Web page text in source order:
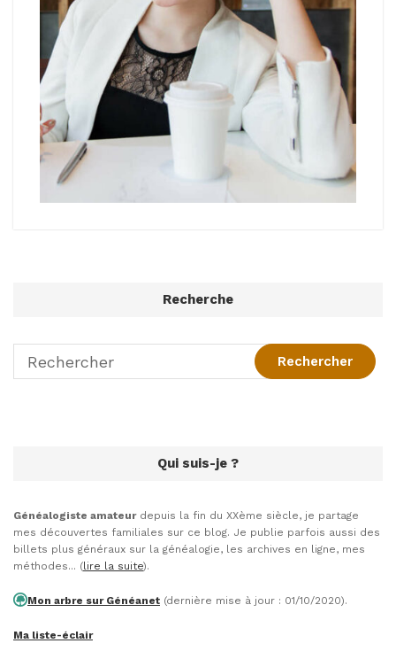
Recherche
Qui suis-je ?
Généalogiste amateurdepuis la fin du XXème siècle, je partage
mes découvertes familiales sur ce blog. Je publie parfois aussi des
billets plus généraux sur la généalogie, les archives en ligne, mes
méthodes... (lire la suite).
Mon arbre sur Généanet (dernière mise à jour : 01/10/2020).
Ma liste-éclair